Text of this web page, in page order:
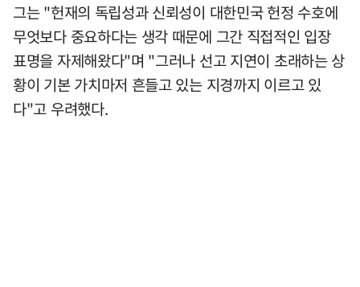
그는 "헌재의 독립성과 신뢰성이 대한민국 헌정 수호에
무엇보다 중요하다는 생각 때문에 그간 직접적인 입장
표명을 자제해왔다"며 "그러나 선고 지연이 초래하는 상
황이 기본 가치마저 흔들고 있는 지경까지 이르고 있
다"고 우려했다.